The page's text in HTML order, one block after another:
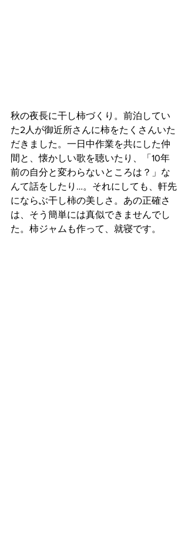
秋の夜長に干し柿づくり。前泊してい
た2人が御近所さんに柿をたくさんいた
だきました。一日中作業を共にした仲
間と、懐かしい歌を聴いたり、「10年
前の自分と変わらないところは？」な
んて話をしたり…。それにしても、軒先
にならぶ干し柿の美しさ。あの正確さ
は、そう簡単には真似できませんでし
た。柿ジャムも作って、就寝です。